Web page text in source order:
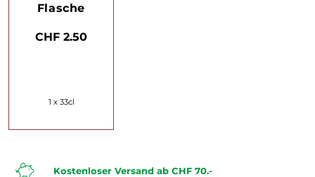
Flasche
CHF 2.50
1 x 33cl
Kostenloser Versand ab CHF 70.-